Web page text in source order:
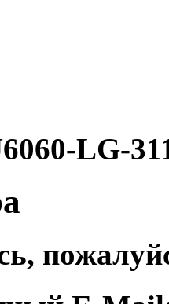
LG-